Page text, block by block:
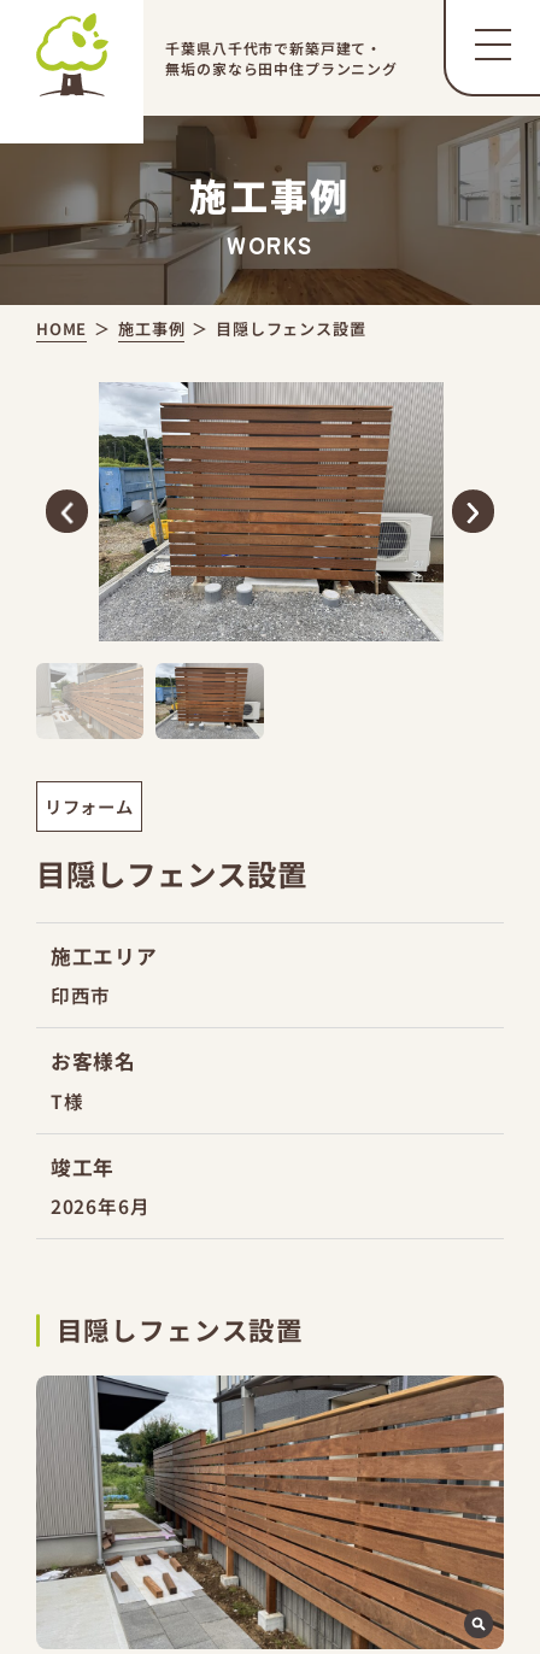
千葉県八千代市で新築戸建て・
無垢の家なら田中住プランニング
施工事例
WORKS
HOME 施工事例 目隠しフェンス設置
リフォーム
目隠しフェンス設置
施工エリア
印西市
お客様名
T様
竣工年
2026年6月
目隠しフェンス設置